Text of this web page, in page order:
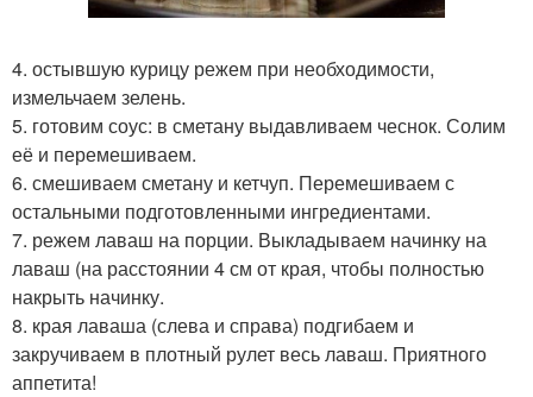
4. остывшую курицу режем при необходимости,
измельчаем зелень.
5. готовим соус: в сметану выдавливаем чеснок. Солим
её и перемешиваем.
6. смешиваем сметану и кетчуп. Перемешиваем с
остальными подготовленными ингредиентами.
7. режем лаваш на порции. Выкладываем начинку на
лаваш (на расстоянии 4 см от края, чтобы полностью
накрыть начинку.
8. края лаваша (слева и справа) подгибаем и
закручиваем в плотный рулет весь лаваш. Приятного
аппетита!